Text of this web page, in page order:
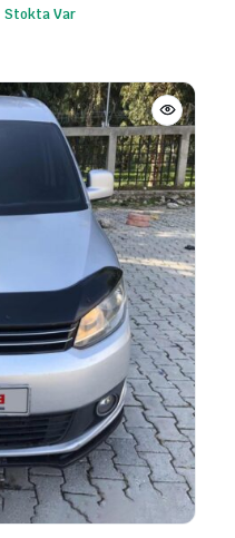
Stokta Var